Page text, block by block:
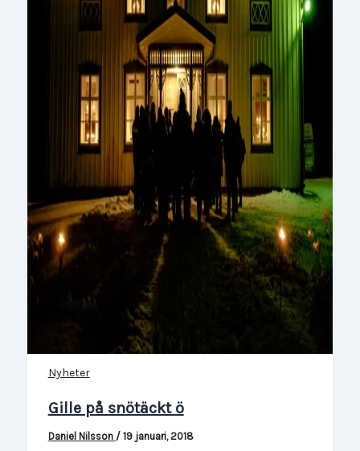
Nyheter
Gille på snötäckt ö
Daniel Nilsson / 19 januari, 2018